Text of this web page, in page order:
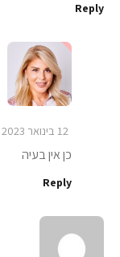
Reply
12 בינואר 2023
כן אין בעיה
Reply